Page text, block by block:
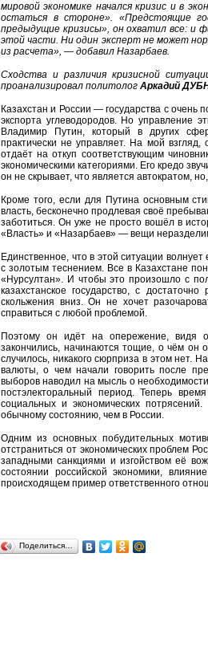
мировой экономике начался кризис и в
остаться в стороне». «Предстоящие
предыдущие кризисы», он охватил все:
этой части. Ни один эксперт не может
из расчета», — добавил Назарбаев.
Сходства и различия кризисной
проанализировал политолог Аркадий
Казахстан и России — государства с
экспорта углеводородов. Но управление
Владимир Путин, который в других
практически не управляет. На мой
отдаёт на откуп соответствующим
экономическими категориями. Его кредо
он не скрывает, что является автократом,
Кроме того, если для Путина основным
власть, бесконечно продлевая своё
заботиться. Он уже не просто вошёл в
«Власть» и «Назарбаев» — вещи
Единственное, что в этой ситуации
с золотым теснением. Все в Казахстане
«Нурсултан». И чтобы это произошло с
казахстанское государство, с
скольжения вниз. Он не хочет
справиться с любой проблемой.
Поэтому он идёт на опережение, видя
закончились, начинаются тощие, о чём он
случилось, никакого сюрприза в этом нет.
валюты, о чем начали говорить после
выборов наводил на мысль о
постэлекторальный период. Теперь
социальных и экономических
обычному состоянию, чем в России.
Одним из основных побудительных
отстраниться от экономических проблем
западными санкциями и изгойством её
состоянии российской экономики,
происходящем пример ответственного
Поделиться…